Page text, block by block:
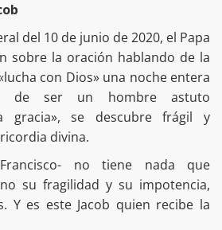
del 10 de junio de 2020, el Papa
sobre la oración hablando de la
con Dios» una noche entera
de ser un hombre astuto
gracia», se descubre frágil y
divina.
no tiene nada que
su fragilidad y su impotencia,
Y es este Jacob quien recibe la